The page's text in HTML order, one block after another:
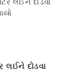
લઈને દોડવા